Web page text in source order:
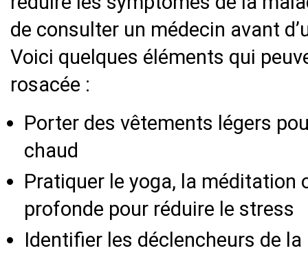
de consulter un médecin avant
Voici quelques éléments qui
rosacée :
Porter des vêtements légers
chaud
Pratiquer le yoga, la méditation
profonde pour réduire le stress
Identifier les déclencheurs de